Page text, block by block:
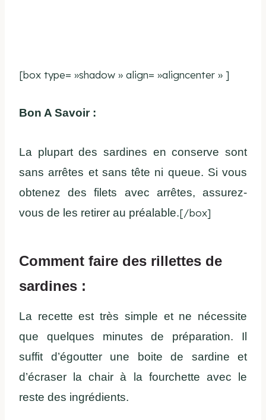
[box type= »shadow » align= »aligncenter » ]
Bon A Savoir :
La plupart des sardines en conserve sont
sans arrêtes et sans tête ni queue. Si vous
obtenez des filets avec arrêtes, assurez-
vous de les retirer au préalable.[/box]
Comment faire des rillettes de
sardines :
La recette est très simple et ne nécessite
que quelques minutes de préparation. Il
suffit d’égoutter une boite de sardine et
d’écraser la chair à la fourchette avec le
reste des ingrédients.